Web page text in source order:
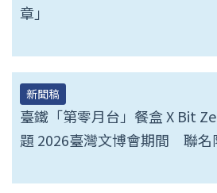
章」
新聞稿
臺鐵「第零月台」餐盒 X Bit
題 2026臺灣文博會期間 聯名